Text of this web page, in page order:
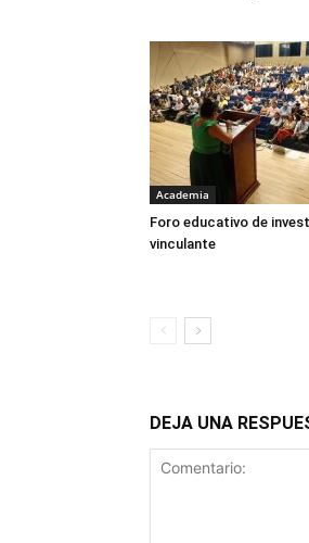
Academia
Foro educativo de
vinculante
DEJA UNA